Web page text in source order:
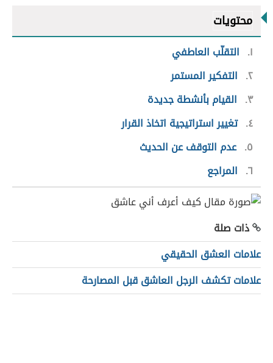
محتويات
١
التقلّب العاطفي
٢ التفكير المستمر
٣
القيام بأنشطة جديدة
٤ تغيير استراتيجية اتخاذ القرار
٥ عدم التوقف عن الحديث
٦ المراجع
ذات صلة
علامات العشق الحقيقي
علامات تكشف الرجل العاشق قبل المصارحة